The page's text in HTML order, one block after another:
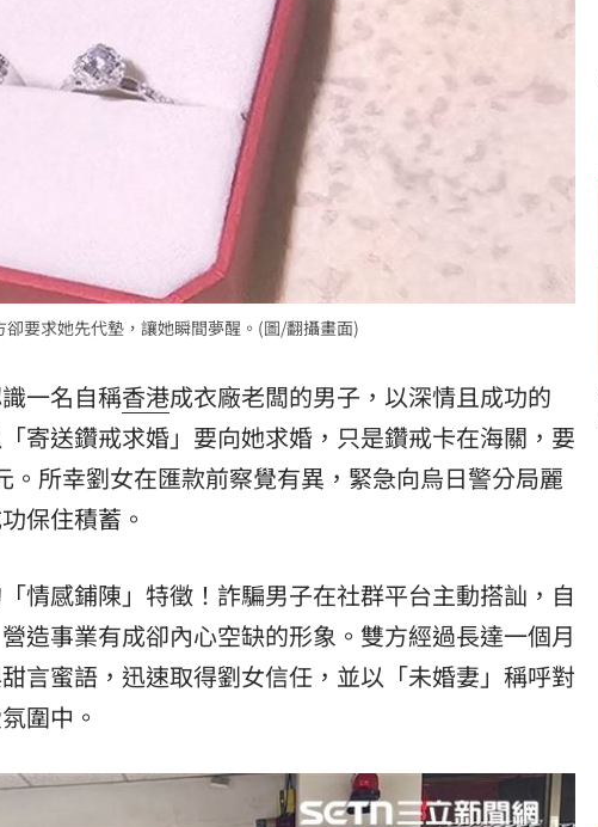
10:46
10:30
要求她先代墊，讓她瞬間夢醒。(圖/翻攝畫面)
一名自稱香港成衣廠老闆的男子，以深情且成功的
寄送鑽戒求婚」要向她求婚，只是鑽戒卡在海關，要
。所幸劉女在匯款前察覺有異，緊急向烏日警分局麗
保住積蓄。
情感鋪陳」特徵！詐騙男子在社群平台主動搭訕，自
造事業有成卻內心空缺的形象。雙方經過長達一個月
言蜜語，迅速取得劉女信任，並以「未婚妻」稱呼對
圍中。